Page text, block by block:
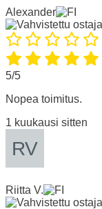
Alexander
5/5
Nopea toimitus.
1 kuukausi sitten
Riitta V.